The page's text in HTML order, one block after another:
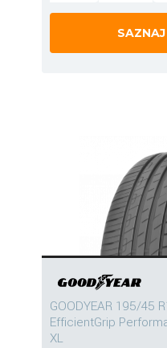
GOODYEAR 195/45
EfficientGrip
XL